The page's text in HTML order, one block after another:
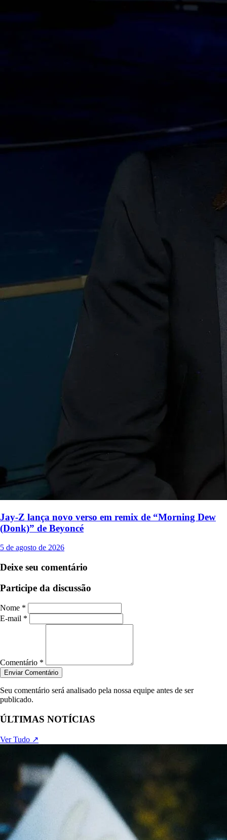
Jay-Z lança novo verso em remix de “Morning Dew
(Donk)” de Beyoncé
5 de agosto de 2026
Deixe seu comentário
Participe da discussão
Nome *
E-mail *
Comentário *
Enviar Comentário
Seu comentário será analisado pela nossa equipe antes de ser
publicado.
ÚLTIMAS NOTÍCIAS
Ver Tudo ↗